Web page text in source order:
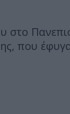
στο
που